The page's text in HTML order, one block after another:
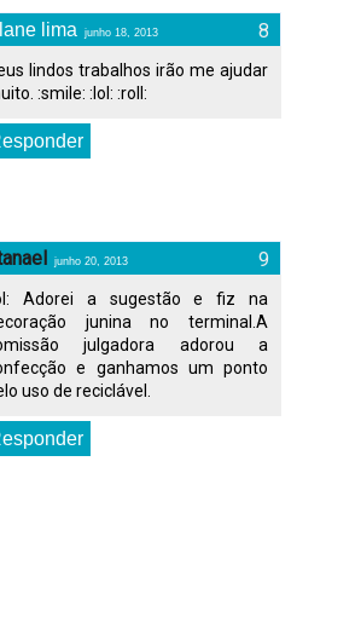
lima junho 18, 2013
lindos trabalhos irão me ajudar
:smile: :lol: :roll:
junho 20, 2013
Adorei a sugestão e fiz na
junina no terminal.A
julgadora adorou a
e ganhamos um ponto
uso de reciclável.